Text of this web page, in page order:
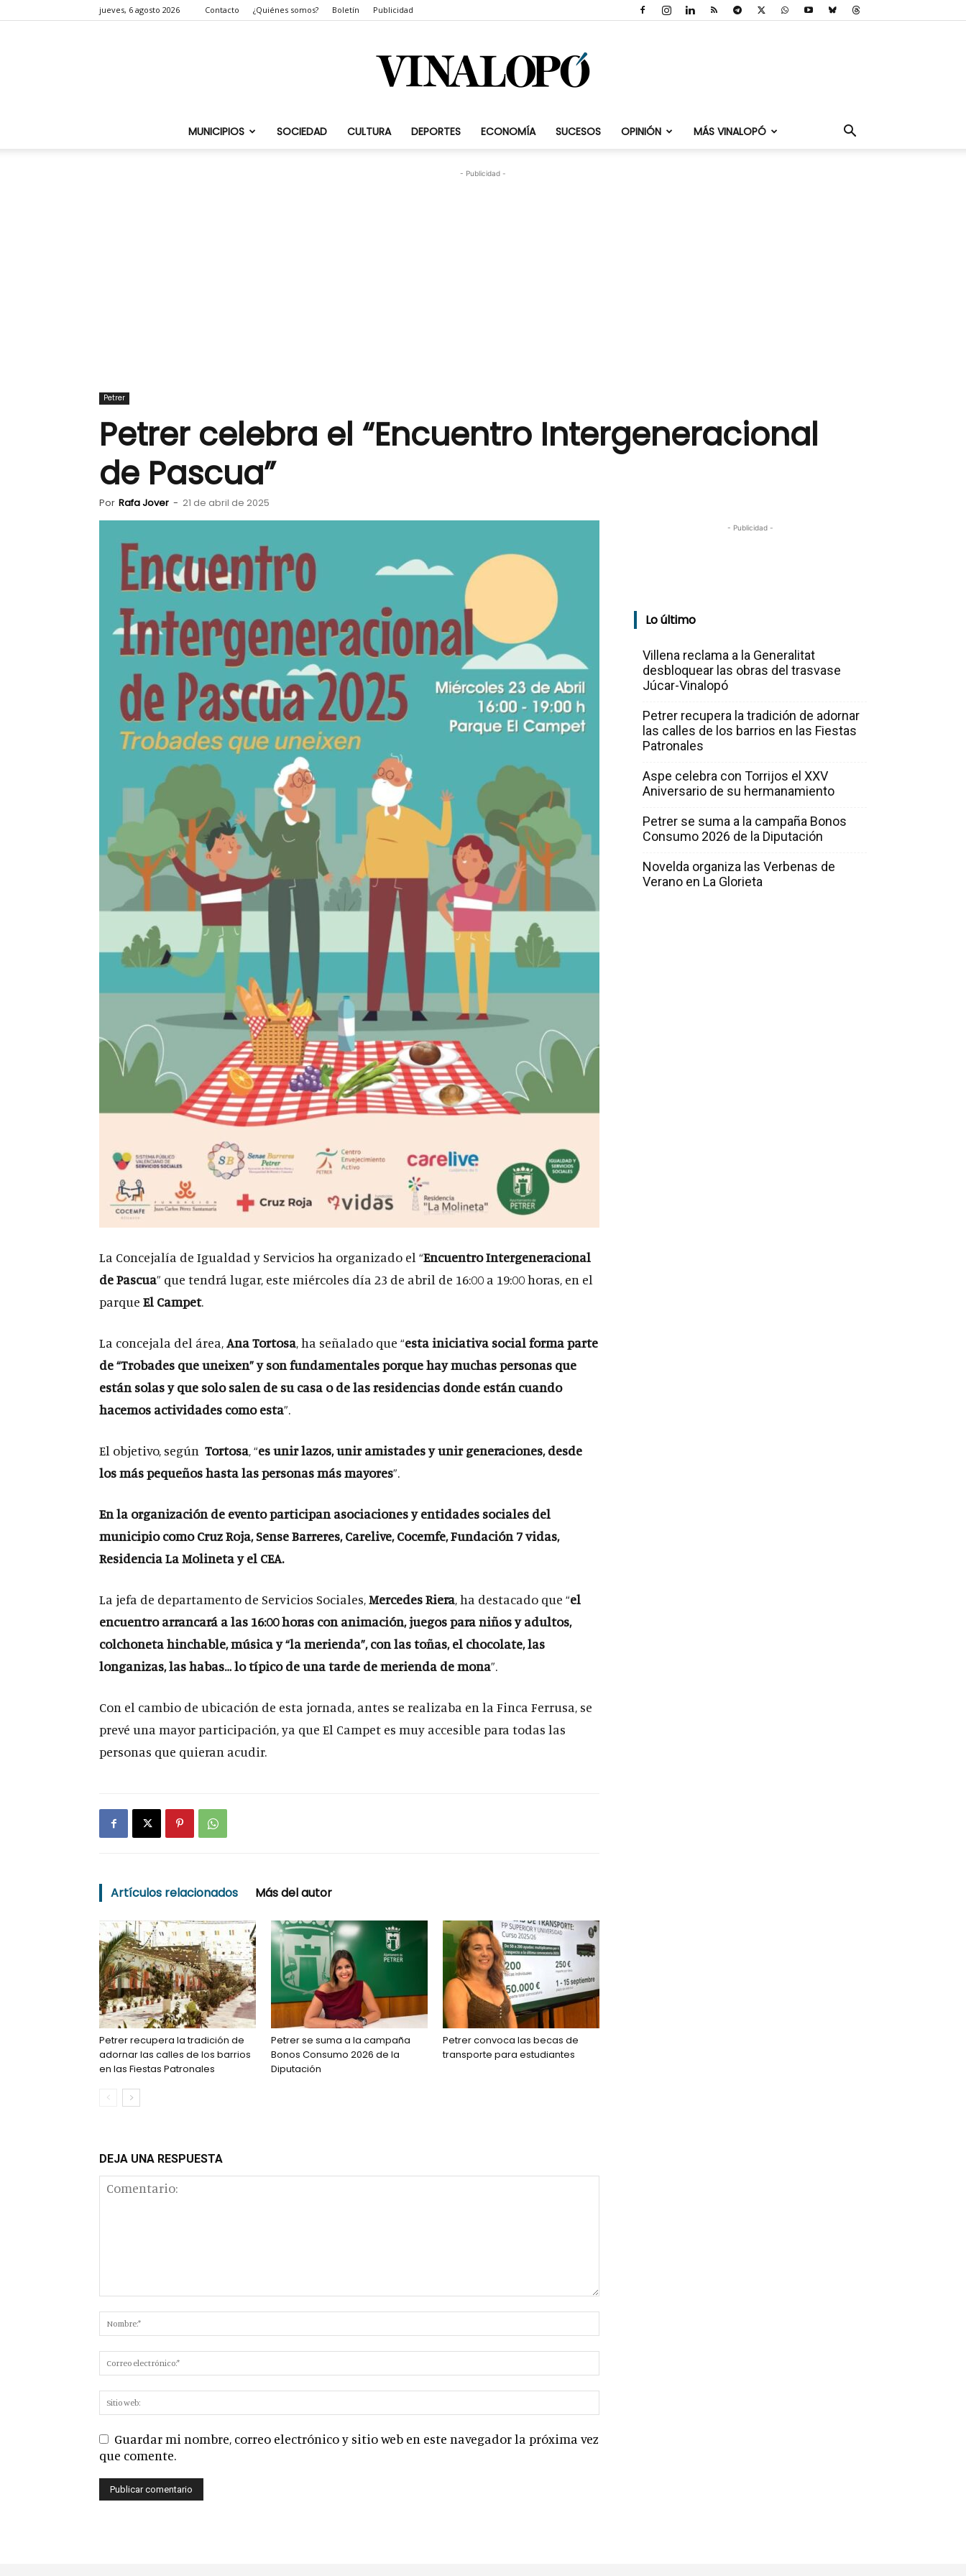
jueves, 6 agosto 2026 Contacto ¿Quiénes somos? Boletín Publicidad
Vinalopó.com
MUNICIPIOS SOCIEDAD CULTURA DEPORTES ECONOMÍA SUCESOS OPINIÓN MÁS VINALOPÓ
- Publicidad -
Petrer
Petrer celebra el “Encuentro Intergeneracional
de Pascua”
Por Rafa Jover - 21 de abril de 2025
La Concejalía de Igualdad y Servicios ha organizado el “Encuentro Intergeneracional
de Pascua” que tendrá lugar, este miércoles día 23 de abril de 16:00 a 19:00 horas, en el
parque El Campet.
La concejala del área,Ana Tortosa, ha señalado que “esta iniciativa social forma parte
de “Trobades que uneixen” y son fundamentalesporque hay muchas personas que
están solas y que solo salen de su casa o de las residencias donde están cuando
hacemos actividades como esta”.
El objetivo, según Tortosa, “es unir lazos, unir amistades y unir generaciones, desde
los más pequeños hasta las personas más mayores”.
En la organización de evento participan asociaciones y entidades sociales del
municipio como Cruz Roja, Sense Barreres, Carelive, Cocemfe, Fundación 7 vidas,
Residencia La Molineta y el CEA.
La jefa de departamento de Servicios Sociales,Mercedes Riera, ha destacado que “el
encuentro arrancará a las 16:00 horas con animación, juegos para niños y adultos,
colchoneta hinchable, música y “la merienda”, con las toñas, el chocolate, las
longanizas, las habas… lo típico de una tarde de merienda de mona”.
Con el cambio de ubicación de esta jornada, antes se realizaba en la Finca Ferrusa, se
prevé una mayor participación, ya que El Campet es muy accesible para todas las
personas que quieran acudir.
Artículos relacionados Más del autor
Petrer recupera la tradición de
adornar las calles de los barrios
en las Fiestas Patronales
Petrer se suma a la campaña
Bonos Consumo 2026 de la
Diputación
Petrer convoca las becas de
transporte para estudiantes
DEJA UNA RESPUESTA
Guardar mi nombre, correo electrónico y sitio web en este navegador la próxima vez
que comente.
- Publicidad -
Lo último
Villena reclama a la Generalitat
desbloquear las obras del trasvase
Júcar-Vinalopó
Petrer recupera la tradición de adornar
las calles de los barrios en las Fiestas
Patronales
Aspe celebra con Torrijos el XXV
Aniversario de su hermanamiento
Petrer se suma a la campaña Bonos
Consumo 2026 de la Diputación
Novelda organiza las Verbenas de
Verano en La Glorieta